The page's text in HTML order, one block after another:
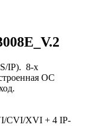
IP). 8-х
ОС
CVI/XVI + 4 IP-